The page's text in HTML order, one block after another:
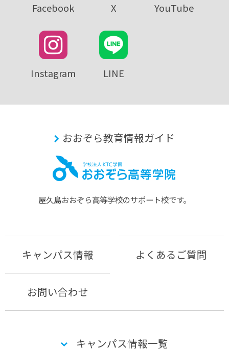
Facebook X YouTube
Instagram LINE
おおぞら教育情報ガイド
屋久島おおぞら⾼等学校のサポート校です。
キャンパス情報 よくあるご質問
お問い合わせ
キャンパス情報一覧